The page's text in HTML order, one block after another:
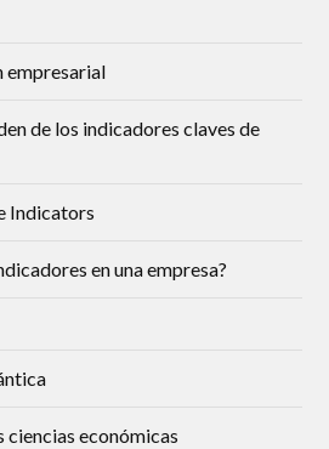
empresarial
de los indicadores claves de
Indicators
en una empresa?
ciencias económicas